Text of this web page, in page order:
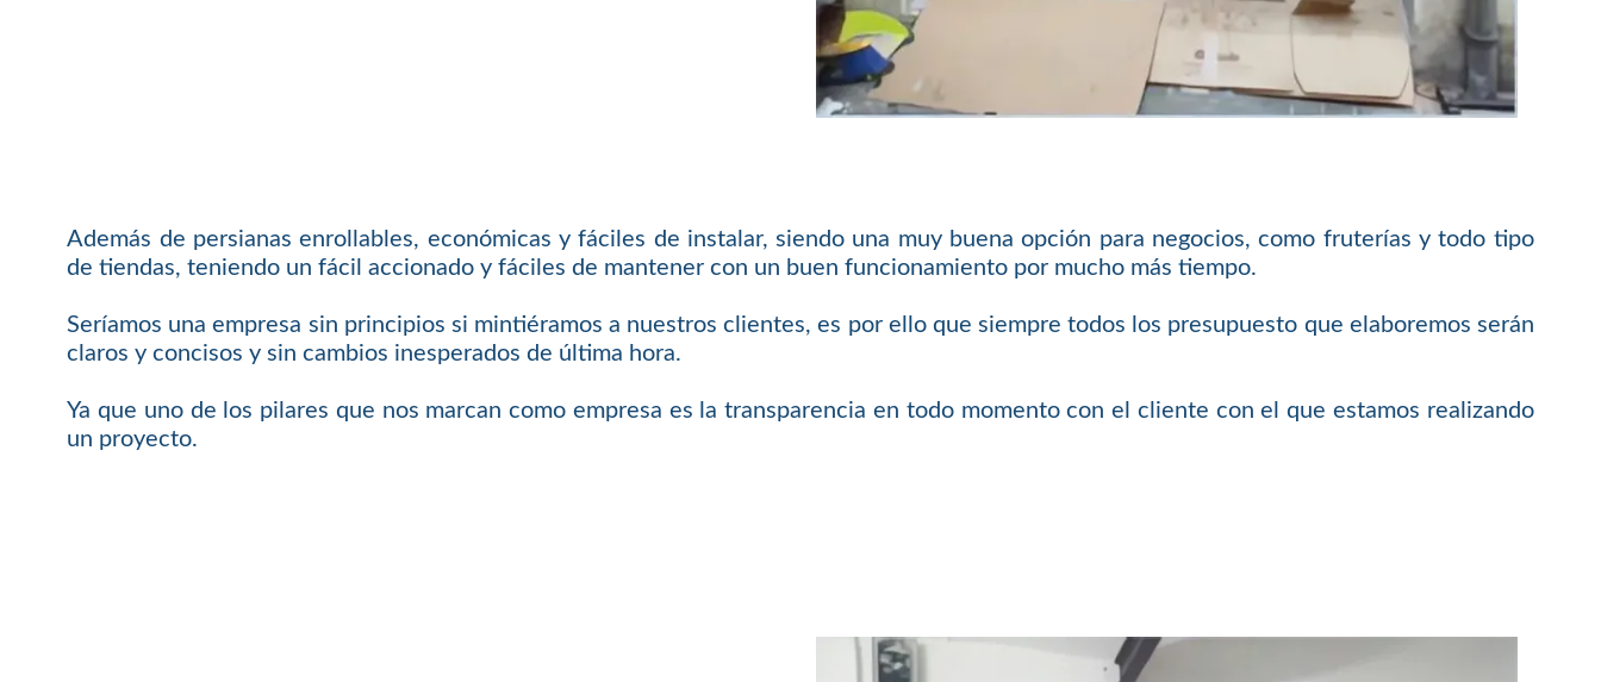
Además de persianas enrollables, económicas y fáciles de instalar, siendo una muy buena opción para negocios, como fruterías y todo tipo
de tiendas, teniendo un fácil accionado y fáciles de mantener con un buen funcionamiento por mucho más tiempo.
Seríamos una empresa sin principios si mintiéramos a nuestros clientes, es por ello que siempre todos los presupuesto que elaboremos serán
claros y concisos y sin cambios inesperados de última hora.
Ya que uno de los pilares que nos marcan como empresa es la transparencia en todo momento con el cliente con el que estamos realizando
un proyecto.